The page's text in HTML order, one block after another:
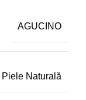
AGUCINO
Piele Naturală